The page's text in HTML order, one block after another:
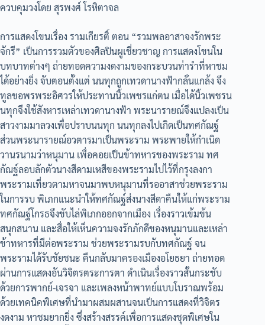
ควบคุมวงโดย สุรพงศ์ โรหิตาจล
การแสดงโขนเรื่อง รามเกียรติ์ ตอน “รวมพลอาสาจงรักพระ
จักรี” เป็นการรวมตัวของศิลปินผูเชี่ยวชาญ การแสดงโขนใน
บทบาทต่างๆ ถ่ายทอดความงดงามของกระบวนท่ารำที่หาชม
ได้อย่างยิ่ง จับตอนตั้งแต่ นนทุกถูกเทวดานางฟ้ากลั่นแกล้ง จึง
ทูลขอพรพระอิศวรให้ประทานนิ้วเพชรแก่ตน เมื่อได้นิ้วเพชรน
นทุกจึงใช้สังหารเหล่าเทวดานางฟ้า พระนารายณ์จึงแปลงเป็น
สาวงามมาลวงเพื่อปราบนนทุก นนทุกลงไปเกิดเป็นทศกัณฐ์
ส่วนพระนารายณ์อวตารมาเป็นพระราม พระพายให้กำเนิด
วานรนามว่าหนุมาน เพื่อคอยเป็นข้าทหารของพระราม ทศ
กัณฐ์ลอบลักตัวนางสีดามเหสีของพระรามไปไว้ที่กรุงลงกา
พระรามเที่ยวตามหาจนมาพบหนุมานที่รออาสาช่วยพระราม
ในการรบ พิเภกแนะนำให้ทศกัณฐ์ส่งนางสีดาคืนให้แก่พระราม
ทศกัณฐ์โกรธจึงขับไล่พิเภกออกจากเมือง เรื่องราวเข้มข้น
สนุกสนาน และสื่อให้เห็นความจงรักภักดีของหนุมานและเหล่า
ข้าทหารที่มีต่อพระราม ช่วยพระรามรบกับทศกัณฐ์ จน
พระรามได้รับชัยชนะ คืนกลับมาครองเมืองอโยธยา ถ่ายทอด
ผ่านการแสดงอันวิจิตรตระการตา ดำเนินเรื่องราวสั้นกระชับ
ด้วยการพากย์-เจรจา และเพลงหน้าพาทย์แบบโบราณพร้อม
ด้วยเทคนิคพิเศษที่นำมาผสมผสานจนเป็นการแสดงที่วิจิตร
งดงาม หาชมยากยิ่ง ซึ่งสร้างสรรค์เพื่อการแสดงชุดพิเศษใน